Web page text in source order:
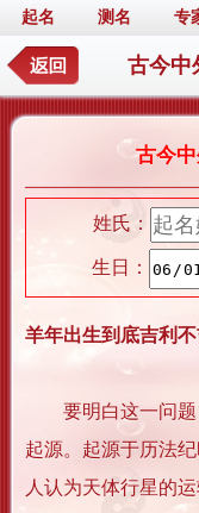
起名 测名 专
古今中
古今
姓氏：
生日：
羊年出生到底吉利不
要明白这一问题
起源。起源于历法
人认为天体行星的